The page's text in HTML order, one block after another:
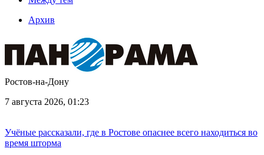
Архив
Ростов-на-Дону
7 августа 2026, 01:23
Учёные рассказали, где в Ростове опаснее всего находиться во
время шторма